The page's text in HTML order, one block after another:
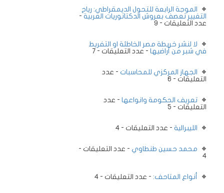
الموجة الرابعة للتحول الديمقراطي: رياح
التغيير تعصف بعروش الدكتاتوريات العربية -
عدد التعليقات - 9
لا لنشر خريطة مصر الخاطئة او التفريط
في شبر من أراضيها - عدد التعليقات - 7
الجهاز المركزي للمحاسبات - عدد
التعليقات - 6
تعريف الحكومة وانواعها - عدد
التعليقات - 5
الليبرالية - عدد التعليقات - 4
محمد حسين طنطاوي - عدد التعليقات -
4
أنواع المتاحف: - عدد التعليقات - 4